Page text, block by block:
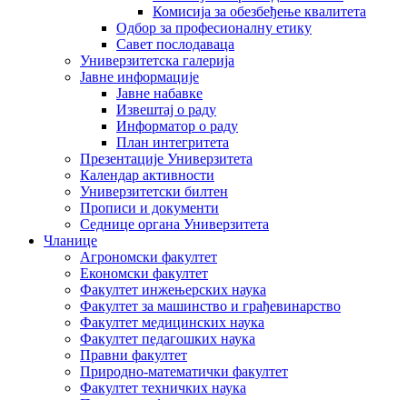
Комисија за обезбеђење квалитета
Одбор за професионалну етику
Савет послодаваца
Универзитетска галерија
Јавне информације
Јавне набавке
Извештај о раду
Информатор о раду
План интегритета
Презентације Универзитета
Календар активности
Универзитетски билтен
Прописи и документи
Седнице органа Универзитета
Чланице
Агрономски факултет
Економски факултет
Факултет инжењерских наука
Факултет за машинство и грађевинарство
Факултет медицинских наука
Факултет педагошких наука
Правни факултет
Природно-математички факултет
Факултет техничких наука